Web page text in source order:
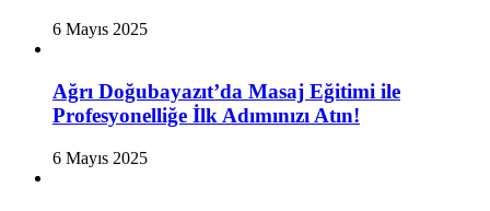
6 Mayıs 2025
Ağrı Doğubayazıt’da Masaj Eğitimi ile
Profesyonelliğe İlk Adımınızı Atın!
6 Mayıs 2025